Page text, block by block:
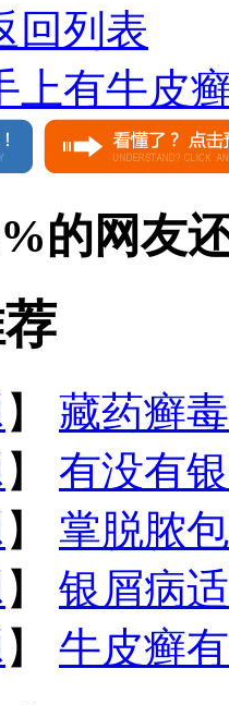
回列表
上有牛皮
的网友
】 藏药癣
】 有没有
】 掌脱脓
】 银屑病
】 牛皮癣